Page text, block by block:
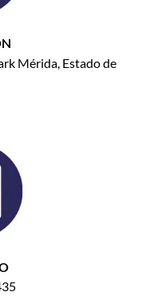
Mérida, Estado de